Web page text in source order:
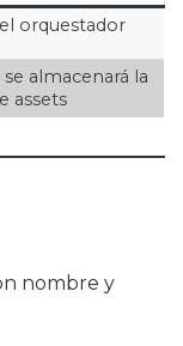
orquestador
almacenará la
assets
nombre y